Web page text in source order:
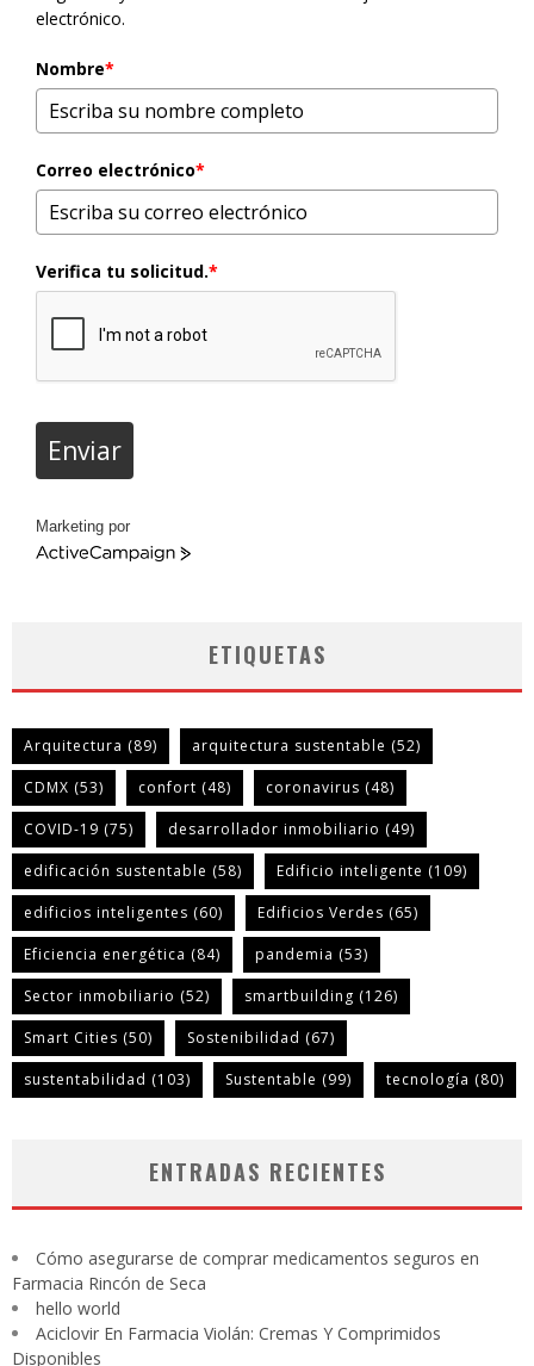
electrónico.
Nombre*
Correo electrónico*
Verifica tu solicitud.*
Enviar
Marketing por
ActiveCampaign
ETIQUETAS
Arquitectura (89) arquitectura sustentable (52)
CDMX (53) confort (48) coronavirus (48)
COVID-19 (75) desarrollador inmobiliario (49)
edificación sustentable (58) Edificio inteligente (109)
edificios inteligentes (60) Edificios Verdes (65)
Eficiencia energética (84) pandemia (53)
Sector inmobiliario (52) smartbuilding (126)
Smart Cities (50) Sostenibilidad (67)
sustentabilidad (103) Sustentable (99) tecnología (80)
ENTRADAS RECIENTES
Cómo asegurarse de comprar medicamentos seguros en
Farmacia Rincón de Seca
hello world
Aciclovir En Farmacia Violán: Cremas Y Comprimidos
Disponibles